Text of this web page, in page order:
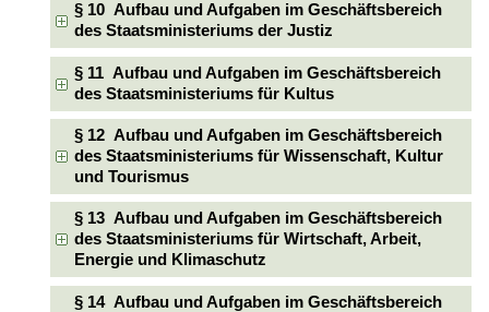
§ 10 Aufbau und Aufgaben im Geschäftsbereich
des Staatsministeriums der Justiz
§ 11 Aufbau und Aufgaben im Geschäftsbereich
des Staatsministeriums für Kultus
§ 12 Aufbau und Aufgaben im Geschäftsbereich
des Staatsministeriums für Wissenschaft, Kultur
und Tourismus
§ 13 Aufbau und Aufgaben im Geschäftsbereich
des Staatsministeriums für Wirtschaft, Arbeit,
Energie und Klimaschutz
§ 14 Aufbau und Aufgaben im Geschäftsbereich